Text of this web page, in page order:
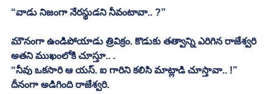
“వాడు నిజంగా నేరస్థుడని నీవంటావా.. ?”
మౌనంగా ఉండిపోయాడు త్రివిక్రం. కొడుకు తత్వాన్ని ఎరిగిన రాజేశ్వరి
అతని ముఖంలోకి చూస్తూ.. .
“నీవు ఒకసారి ఆ యస్. ఐ గారిని కలిసి మాట్లాడి చూస్తావా.. !”
దీనంగా అడిగింది రాజేశ్వరి.